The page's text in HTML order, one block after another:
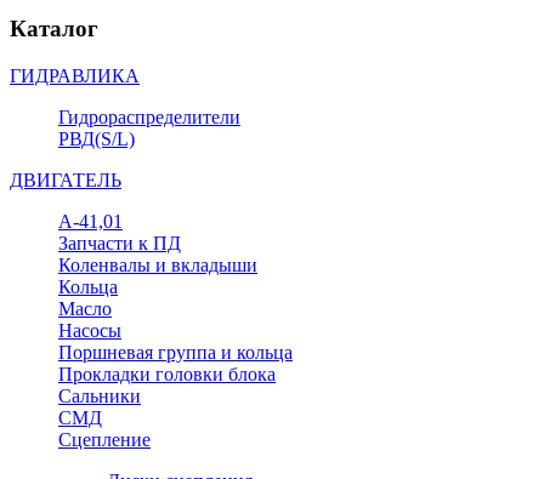
Каталог
ГИДРАВЛИКА
Гидрораспределители
РВД(S/L)
ДВИГАТЕЛЬ
А-41,01
Запчасти к ПД
Коленвалы и вкладыши
Кольца
Масло
Насосы
Поршневая группа и кольца
Прокладки головки блока
Сальники
СМД
Сцепление